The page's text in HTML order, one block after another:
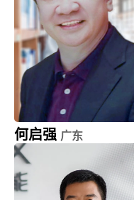
何启强 广东
长青集团 (002616.SZ)
董事长